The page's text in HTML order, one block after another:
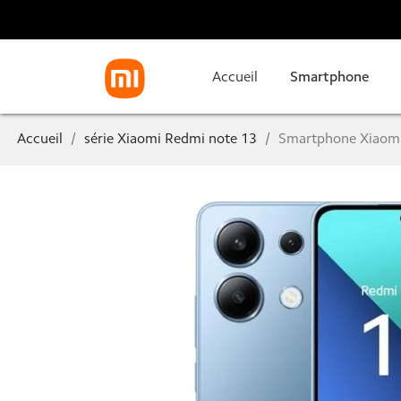
Accueil Smartphone
Accueil série Xiaomi Redmi note 13 Smartphone